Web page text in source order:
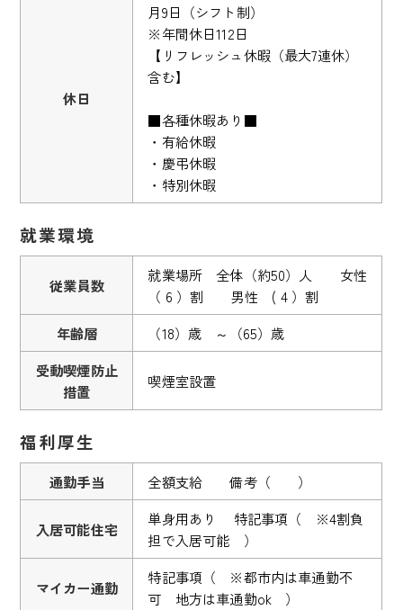
休日
月9日（シフト制）
※年間休日112日
【リフレッシュ休暇（最大7連休）
含む】
■各種休暇あり■
・有給休暇
・慶弔休暇
・特別休暇
就業環境
従業員数
就業場所 全体（約50）人 女性
（ 6 ）割 男性 ( 4 ）割
年齢層
（18）歳 ～（65）歳
受動喫煙防止
措置
喫煙室設置
福利厚生
通勤手当 全額支給 備考（ ）
入居可能住宅
単身用あり 特記事項（ ※4割負
担で入居可能 ）
マイカー通勤
特記事項（ ※都市内は車通勤不
可 地方は車通勤ok ）